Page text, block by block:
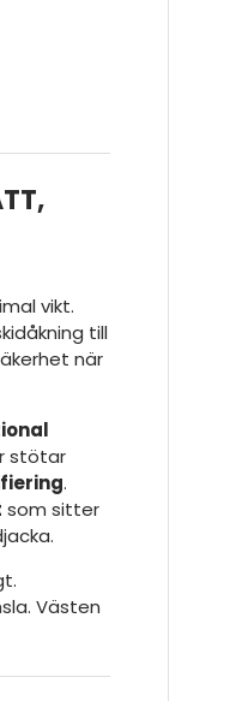
vikt.
till
när
stötar
.
som sitter
Västen